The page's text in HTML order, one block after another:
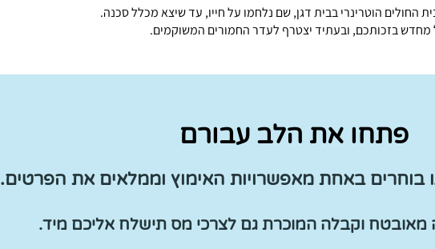
החולים הוטרינרי בבית דגן, שם נלחמו על חייו, עד שיצא מכלל סכנה.
מחדש בזכותכם, ובעתיד יצטרף לעדר החמורים המשוקמים.
פתחו את הלב עבורם
בוחרים באחת מאפשרויות האימוץ וממלאים את הפרטים.
מאובטח וקבלה המוכרת גם לצרכי מס תישלח אליכם מיד.